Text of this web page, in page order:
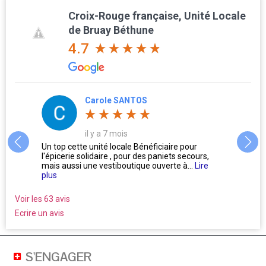
Croix-Rouge française, Unité Locale
de Bruay Béthune
4.7
Carole SANTOS
il y a 7 mois
Un top cette unité locale Bénéficiaire pour
l'épicerie solidaire , pour des paniets secours,
mais aussi une vestiboutique ouverte à...
Lire
plus
Voir les 63 avis
Ecrire un avis
S'ENGAGER